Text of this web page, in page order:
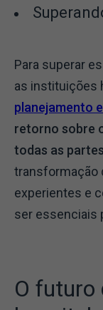
Para superar
as instituições
planejamento
retorno sobre
todas as
transformação
experientes e
ser essenciais
O futuro